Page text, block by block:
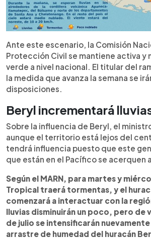
Ante este escenario, la Comisión
Protección Civil se mantiene activa y
verde a nivel nacional. El titular del
la medida que avanza la semana se
disposiciones.
Beryl incrementará
Sobre la influencia de Beryl, el
aunque el territorio está lejos del
tendrá influencia puesto que este
que están en el Pacífico se acerquen
Según el MARN, para martes y
Tropical traerá tormentas, y el
comenzará a interactuar con la
lluvias disminuirán un poco, pero de
de julio se intensificarán
arrastre de humedad del huracán